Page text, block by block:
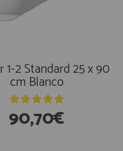
1-2 Standard 25 x 90
cm Blanco
90,70€